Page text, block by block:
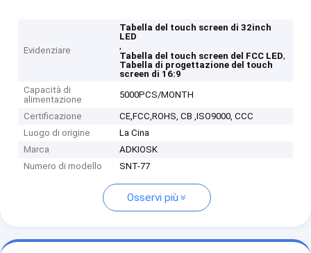
Evidenziare
Tabella del touch screen di 32inch
LED
,
Tabella del touch screen del FCC LED,
Tabella di progettazione del touch
screen di 16:9
Capacità di
alimentazione
5000PCS/MONTH
Certificazione
CE,FCC,ROHS, CB ,ISO9000, CCC
Luogo di origine
La Cina
Marca
ADKIOSK
Numero di modello
SNT-77
Osservi più